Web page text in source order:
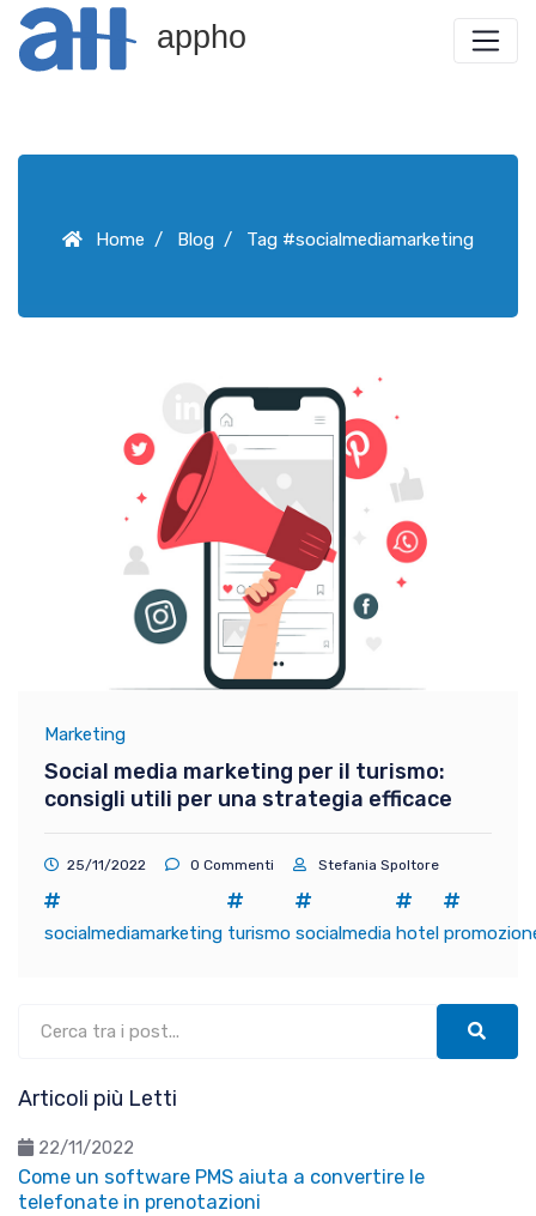
appho
Home Blog Tag #socialmediamarketing
Marketing
Social media marketing per il turismo:
consigli utili per una strategia efficace
25/11/2022 0 Commenti Stefania Spoltore
socialmediamarketing turismo socialmedia hotel
Articoli più Letti
22/11/2022
Come un software PMS aiuta a convertire le
telefonate in prenotazioni